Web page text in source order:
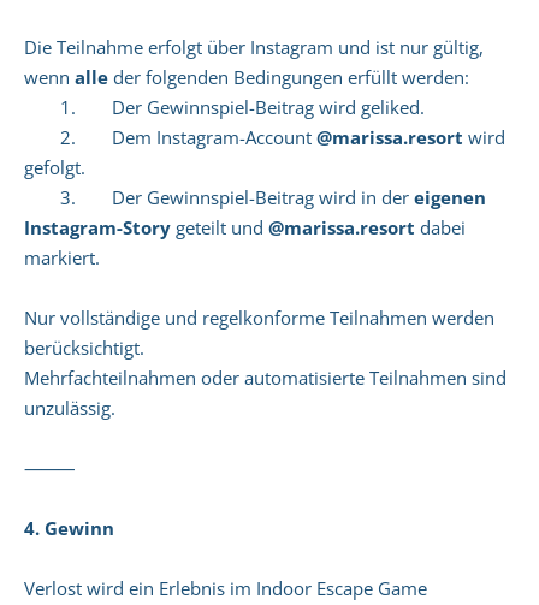
Die Teilnahme erfolgt über Instagram und ist nur gültig,
wenn alle der folgenden Bedingungen erfüllt werden:
1. Der Gewinnspiel-Beitrag wird geliked.
2. Dem Instagram-Account @marissa.resort wird
gefolgt.
3. Der Gewinnspiel-Beitrag wird in der eigenen
Instagram-Story geteilt und @marissa.resort dabei
markiert.
Nur vollständige und regelkonforme Teilnahmen werden
berücksichtigt.
Mehrfachteilnahmen oder automatisierte Teilnahmen sind
unzulässig.
⸻
4. Gewinn
Verlost wird ein Erlebnis im Indoor Escape Game